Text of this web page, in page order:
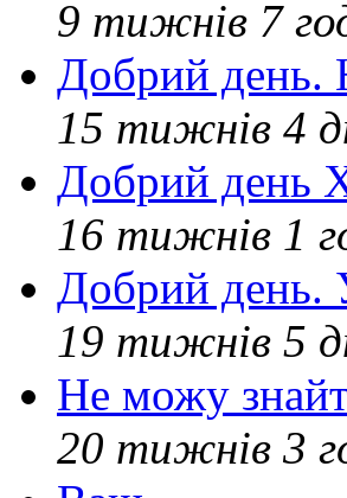
9 тижнів 7
Добрий день.
15 тижнів 4
Добрий день
16 тижнів 1
Добрий день.
19 тижнів 5
Не можу
20 тижнів 3